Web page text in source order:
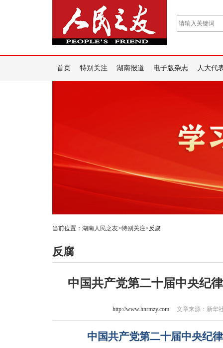
首页 特别关注 湖南报道 电子版杂志 人大代
当前位置： 湖南人民之友>特别关注>反腐
反腐
中国共产党第二十届中央纪
http://www.hnrmzy.com 文章来源：新华
中国共产党第二十届中央纪